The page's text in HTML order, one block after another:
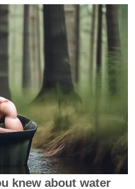
knew about water